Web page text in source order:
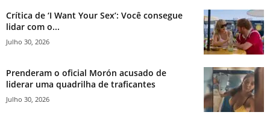
Crítica de ‘I Want Your Sex’: Você consegue
lidar com o...
Julho 30, 2026
Prenderam o oficial Morón acusado de
liderar uma quadrilha de traficantes
Julho 30, 2026